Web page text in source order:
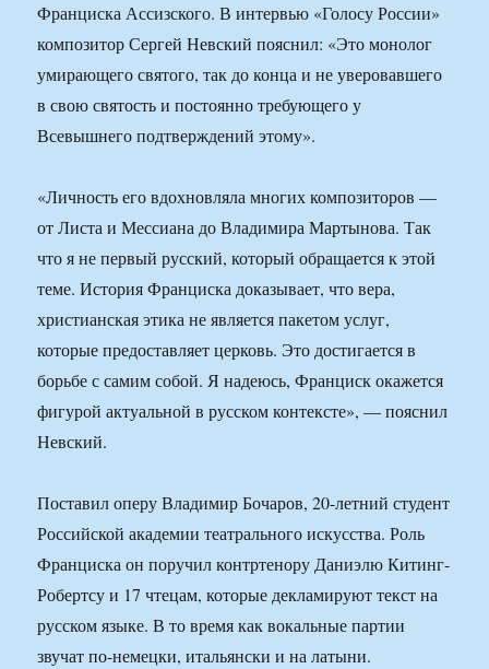
Франциска Ассизского. В интервью «Голосу России»
композитор Сергей Невский пояснил: «Это монолог
умирающего святого, так до конца и не уверовавшего
в свою святость и постоянно требующего у
Всевышнего подтверждений этому».
«Личность его вдохновляла многих композиторов —
от Листа и Мессиана до Владимира Мартынова. Так
что я не первый русский, который обращается к этой
теме. История Франциска доказывает, что вера,
христианская этика не является пакетом услуг,
которые предоставляет церковь. Это достигается в
борьбе с самим собой. Я надеюсь, Франциск окажется
фигурой актуальной в русском контексте», — пояснил
Невский.
Поставил оперу Владимир Бочаров, 20-летний студент
Российской академии театрального искусства. Роль
Франциска он поручил контртенору Даниэлю Китинг-
Робертсу и 17 чтецам, которые декламируют текст на
русском языке. В то время как вокальные партии
звучат по-немецки, итальянски и на латыни.